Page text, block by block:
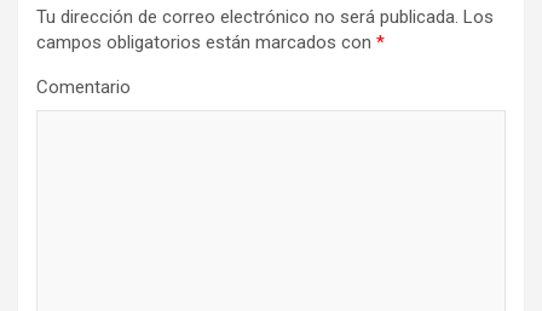
Tu dirección de correo electrónico no será publicada. Los
campos obligatorios están marcados con *
Comentario